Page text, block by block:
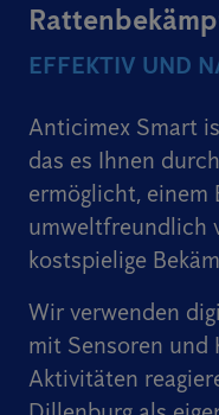
EFFEKTIV UND
Anticimex Smart
das es Ihnen
ermöglicht, einem
umweltfreundlich
kostspielige
Wir verwenden
mit Sensoren und
Aktivitäten